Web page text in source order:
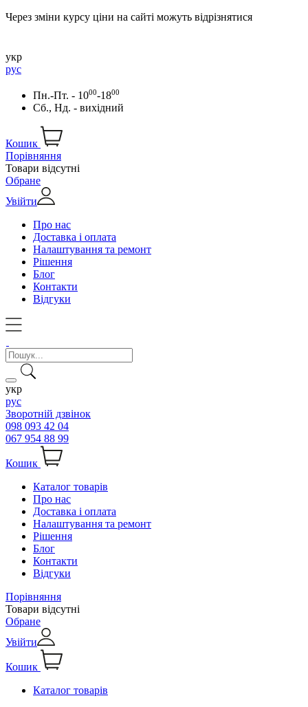
Через зміни курсу ціни на сайті можуть відрізнятися
укр
рус
Пн.-Пт. - 1000-1800
Сб., Нд. - вихідний
Кошик
Порівняння
Товари відсутні
Обране
Увійти
Про нас
Доставка і оплата
Налаштування та ремонт
Рішення
Блог
Контакти
Відгуки
укр
рус
Зворотній дзвінок
098 093 42 04
067 954 88 99
Кошик
Каталог товарів
Про нас
Доставка і оплата
Налаштування та ремонт
Рішення
Блог
Контакти
Відгуки
Порівняння
Товари відсутні
Обране
Увійти
Кошик
Каталог товарів